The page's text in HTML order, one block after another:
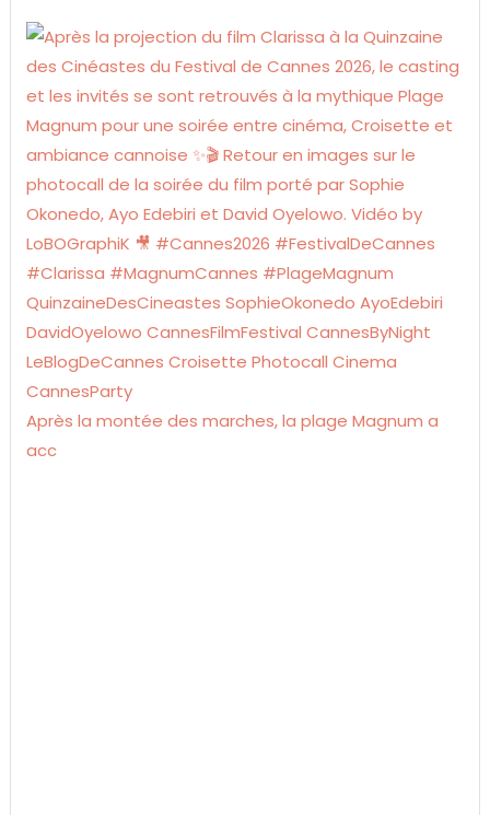
Après la montée des marches, la plage Magnum a
acc